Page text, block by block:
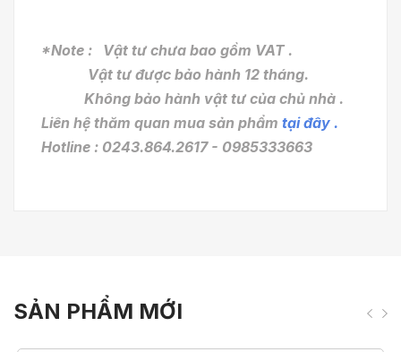
*Note : Vật tư chưa bao gồm VAT .
Vật tư được bảo hành 12 tháng.
Không bảo hành vật tư của chủ nhà .
Liên hệ thăm quan mua sản phẩm tại đây .
Hotline : 0243.864.2617 - 0985333663
SẢN PHẨM MỚI